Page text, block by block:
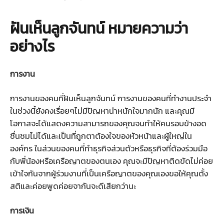
ฝันเห็นลูกจันทน์ หมายความว่า
อย่างไร
การงาน
การงานของคนที่ฝันเห็นลูกจันทน์ การงานของคนที่ทำงานประจำ
ในช่วงนี้ยังคงเรื่อยๆไม่มีปัญหาน่าหนักใจมากนัก และคุณมี
โอกาสจะได้แสดงความสามารถของคุณจนทำให้คนรอบข้างอด
ชื่นชมไม่ได้และเป็นที่ถูกตาต้องใจของหัวหน้าและผู้ใหญ่ใน
องค์กร ในส่วนของคนที่ทำธุรกิจส่วนตัวหรือธุรกิจที่ต้องร่วมมือ
กับพี่น้องหรือเครือญาตของตนเอง คุณจะมีปัญหาติดขัดไม่ค่อย
เข้าใจกันจากผู้ร่วมงานที่เป็นเครือญาตของคุณเองขอให้คุณตั้ง
สติและค่อยพูดค่อยจากันจะดีเสียกว่านะ
การเงิน